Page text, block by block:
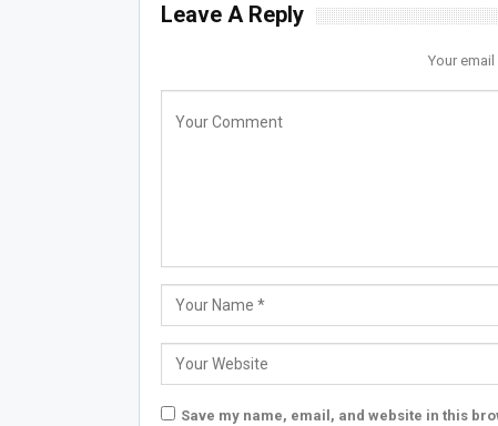
Leave A Reply
Your
Save my name, email, and website in this